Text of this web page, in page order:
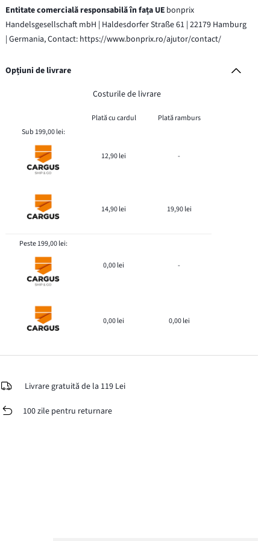
Entitate comercială responsabilă în fața UE bonprix
Handelsgesellschaft mbH | Haldesdorfer Straße 61 | 22179 Hamburg
| Germania, Contact: https://www.bonprix.ro/ajutor/contact/
Opțiuni de livrare
Costurile de livrare
Plată cu cardul
Plată ramburs
Sub 199,00 lei:
12,90 lei -
14,90 lei 19,90 lei
Peste 199,00 lei:
0,00 lei -
0,00 lei 0,00 lei
Livrare gratuită de la 119 Lei
100 zile pentru returnare